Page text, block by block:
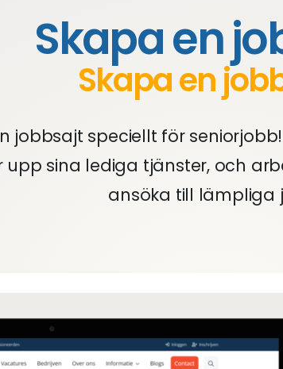
Skapa en
Skapa en
jobbsajt speciellt för
sina lediga tjänster, och
ansöka till lämpliga